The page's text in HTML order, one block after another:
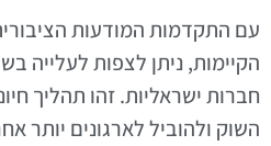
עם התקדמות המודעות
חברות ישראליות. זהו תהליך
השוק ולהוביל לארגונים יותר